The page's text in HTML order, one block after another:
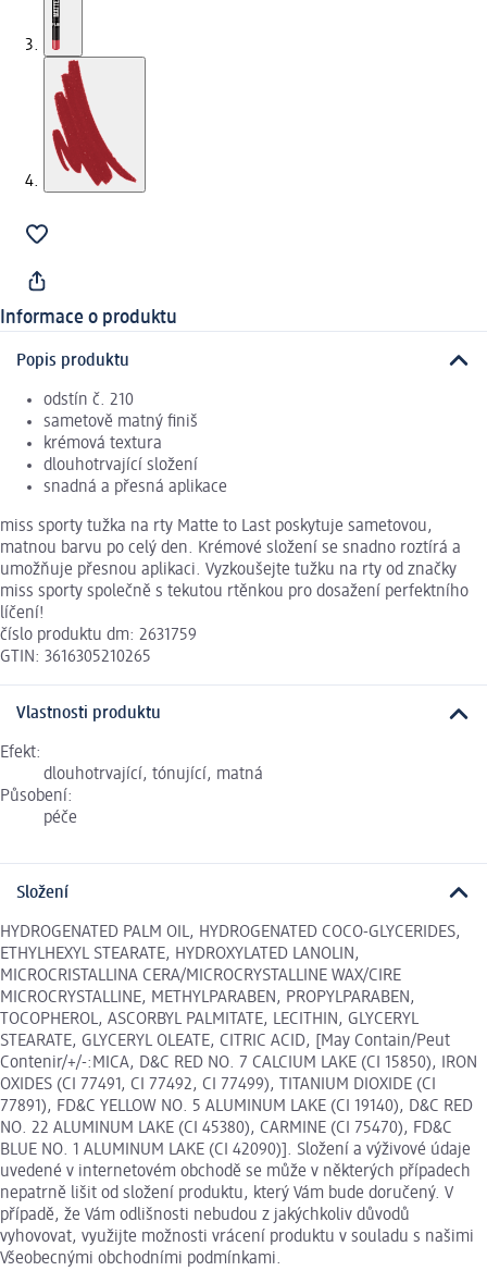
Informace o produktu
Popis produktu
odstín č. 210
sametově matný finiš
krémová textura
dlouhotrvající složení
snadná a přesná aplikace
miss sporty tužka na rty Matte to Last poskytuje sametovou,
matnou barvu po celý den. Krémové složení se snadno roztírá a
umožňuje přesnou aplikaci. Vyzkoušejte tužku na rty od značky
miss sporty společně s tekutou rtěnkou pro dosažení perfektního
líčení!
číslo produktu dm: 2631759
GTIN: 3616305210265
Vlastnosti produktu
Efekt:
dlouhotrvající, tónující, matná
Působení:
péče
Složení
HYDROGENATED PALM OIL, HYDROGENATED COCO-GLYCERIDES,
ETHYLHEXYL STEARATE, HYDROXYLATED LANOLIN,
MICROCRISTALLINA CERA/MICROCRYSTALLINE WAX/CIRE
MICROCRYSTALLINE, METHYLPARABEN, PROPYLPARABEN,
TOCOPHEROL, ASCORBYL PALMITATE, LECITHIN, GLYCERYL
STEARATE, GLYCERYL OLEATE, CITRIC ACID, [May Contain/Peut
Contenir/+/-:MICA, D&C RED NO. 7 CALCIUM LAKE (CI 15850), IRON
OXIDES (CI 77491, CI 77492, CI 77499), TITANIUM DIOXIDE (CI
77891), FD&C YELLOW NO. 5 ALUMINUM LAKE (CI 19140), D&C RED
NO. 22 ALUMINUM LAKE (CI 45380), CARMINE (CI 75470), FD&C
BLUE NO. 1 ALUMINUM LAKE (CI 42090)]. Složení a výživové údaje
uvedené v internetovém obchodě se může v některých případech
nepatrně lišit od složení produktu, který Vám bude doručený. V
případě, že Vám odlišnosti nebudou z jakýchkoliv důvodů
vyhovovat, využijte možnosti vrácení produktu v souladu s našimi
Všeobecnými obchodními podmínkami.